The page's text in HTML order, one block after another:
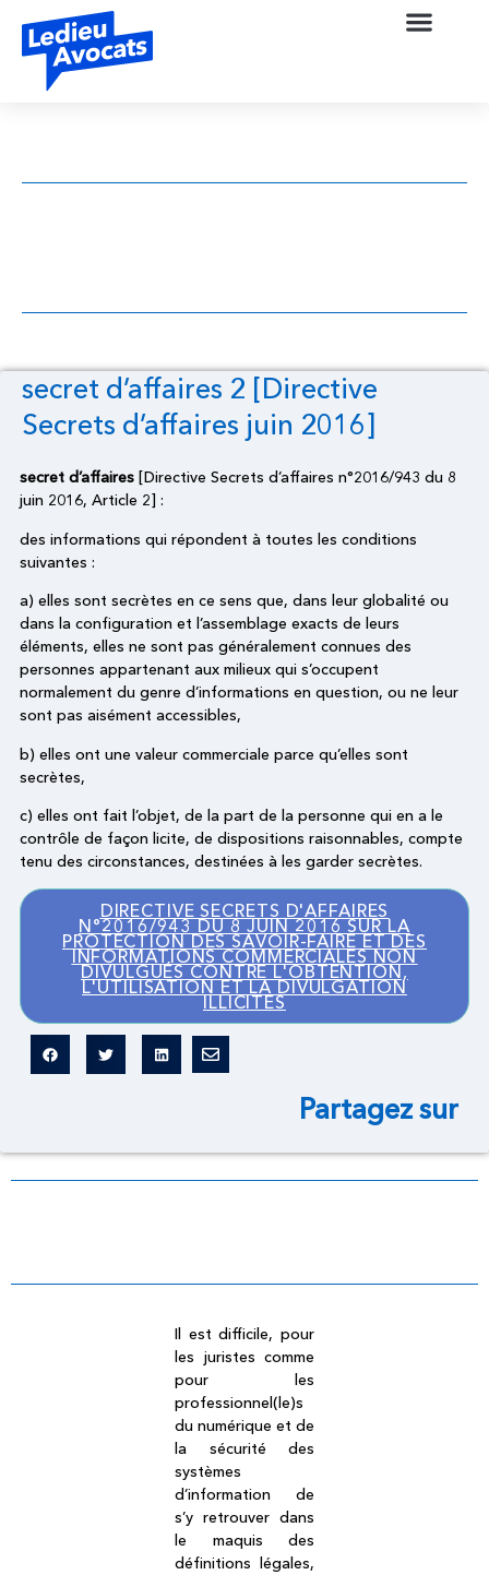
secret d’affaires 2 [Directive
Secrets d’affaires juin 2016]
secret d’affaires [Directive Secrets d’affaires n°2016/943 du 8
juin 2016, Article 2] :
des informations qui répondent à toutes les conditions
suivantes :
a) elles sont secrètes en ce sens que, dans leur globalité ou
dans la configuration et l’assemblage exacts de leurs
éléments, elles ne sont pas généralement connues des
personnes appartenant aux milieux qui s’occupent
normalement du genre d’informations en question, ou ne leur
sont pas aisément accessibles,
b) elles ont une valeur commerciale parce qu’elles sont
secrètes,
c) elles ont fait l’objet, de la part de la personne qui en a le
contrôle de façon licite, de dispositions raisonnables, compte
tenu des circonstances, destinées à les garder secrètes.
DIRECTIVE SECRETS D'AFFAIRES
N°2016/943 DU 8 JUIN 2016 SUR LA
PROTECTION DES SAVOIR-FAIRE ET DES
INFORMATIONS COMMERCIALES NON
DIVULGUÉS CONTRE L'OBTENTION,
L'UTILISATION ET LA DIVULGATION
ILLICITES
Partagez sur
Il est difficile, pour
les juristes comme
pour les
professionnel(le)s
du numérique et de
la sécurité des
systèmes
d’information de
s’y retrouver dans
le maquis des
définitions légales,